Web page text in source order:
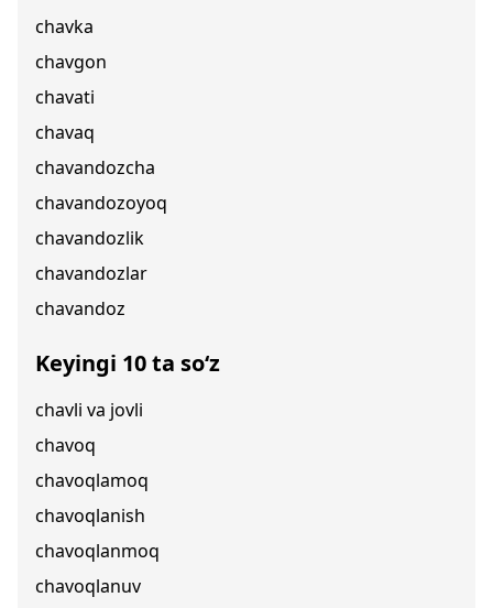
chavka
chavgon
chavati
chavaq
chavandozcha
chavandozoyoq
chavandozlik
chavandozlar
chavandoz
Keyingi 10 ta so‘z
chavli va jovli
chavoq
chavoqlamoq
chavoqlanish
chavoqlanmoq
chavoqlanuv